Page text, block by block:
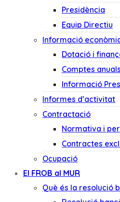
Presidència
Equip Directiu
Informació
Dotació i
Comptes anuals
Informació
Informes d’activitat
Contractació
Normativa i
Contractes
Ocupació
El FROB al MUR
Què és la resolució